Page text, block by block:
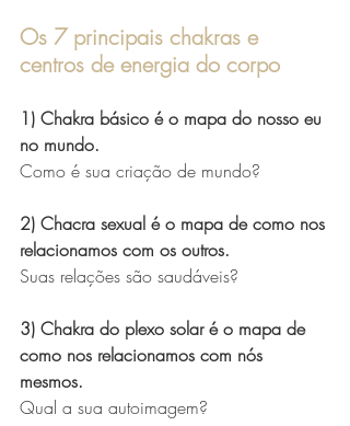
Os 7 principais chakras e
centros de energia do corpo
1) Chakra básico é o mapa do nosso eu
no mundo.
Como é sua criação de mundo?
2) Chacra sexual é o mapa de como nos
relacionamos com os outros.
Suas relações são saudáveis?
3) Chakra do plexo solar é o mapa de
como nos relacionamos com nós
mesmos.
Qual a sua autoimagem?